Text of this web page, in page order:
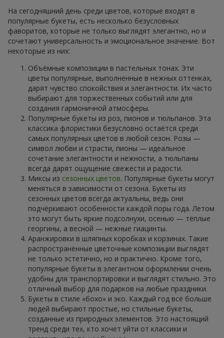
На сегодняшний день среди цветов, которые входят в
популярные букеты, есть несколько безусловных
фаворитов, которые не только выглядят элегантно, но и
сочетают универсальность и эмоциональное значение. Вот
некоторые из них:
Объёмные композиции в пастельных тонах. Эти
цветы популярные, выполненные в нежных оттенках,
дарят чувство спокойствия и элегантности. Их часто
выбирают для торжественных событий или для
создания гармоничной атмосферы.
Популярные букеты из роз, пионов и тюльпанов. Эта
классика флористики безусловно остаётся среди
самых популярных цветов в любой сезон. Розы —
символ любви и страсти, пионы — идеальное
сочетание элегантности и нежности, а тюльпаны
всегда дарят ощущение свежести и радости.
Миксы из сезонных цветов. Популярные букеты могут
меняться в зависимости от сезона. Букеты из
сезонных цветов всегда актуальны, ведь они
подчёркивают особенности каждой поры года. Летом
это могут быть яркие подсолнухи, осенью — тёплые
георгины, а весной — нежные гиацинты.
Аранжировки в шляпных коробках и корзинах. Такие
распространённые цветочные композиции выглядят
не только эстетично, но и практично. Кроме того,
популярные букеты в элегантном оформлении очень
удобны для транспортировки и выглядят стильно. Это
отличный выбор для подарков на любые праздники.
Букеты в стиле «бохо» и эко. Каждый год всё больше
людей выбирают простые, но стильные букеты,
созданные из природных элементов. Это настоящий
тренд среди тех, кто хочет уйти от классики и